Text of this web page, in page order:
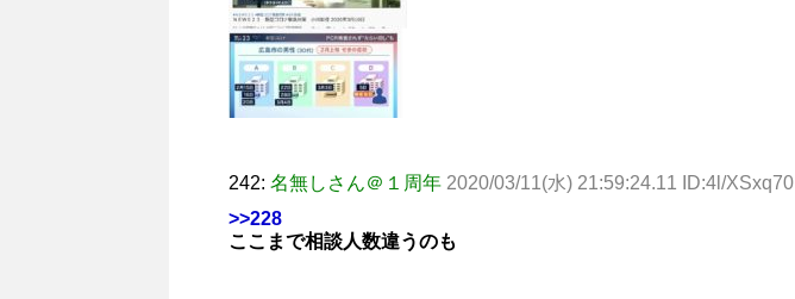
242: 名無しさん＠１周年 2020/03/11(水) 21:59:24.11 ID:4l/XSxq70
>>228
ここまで相談人数違うのも